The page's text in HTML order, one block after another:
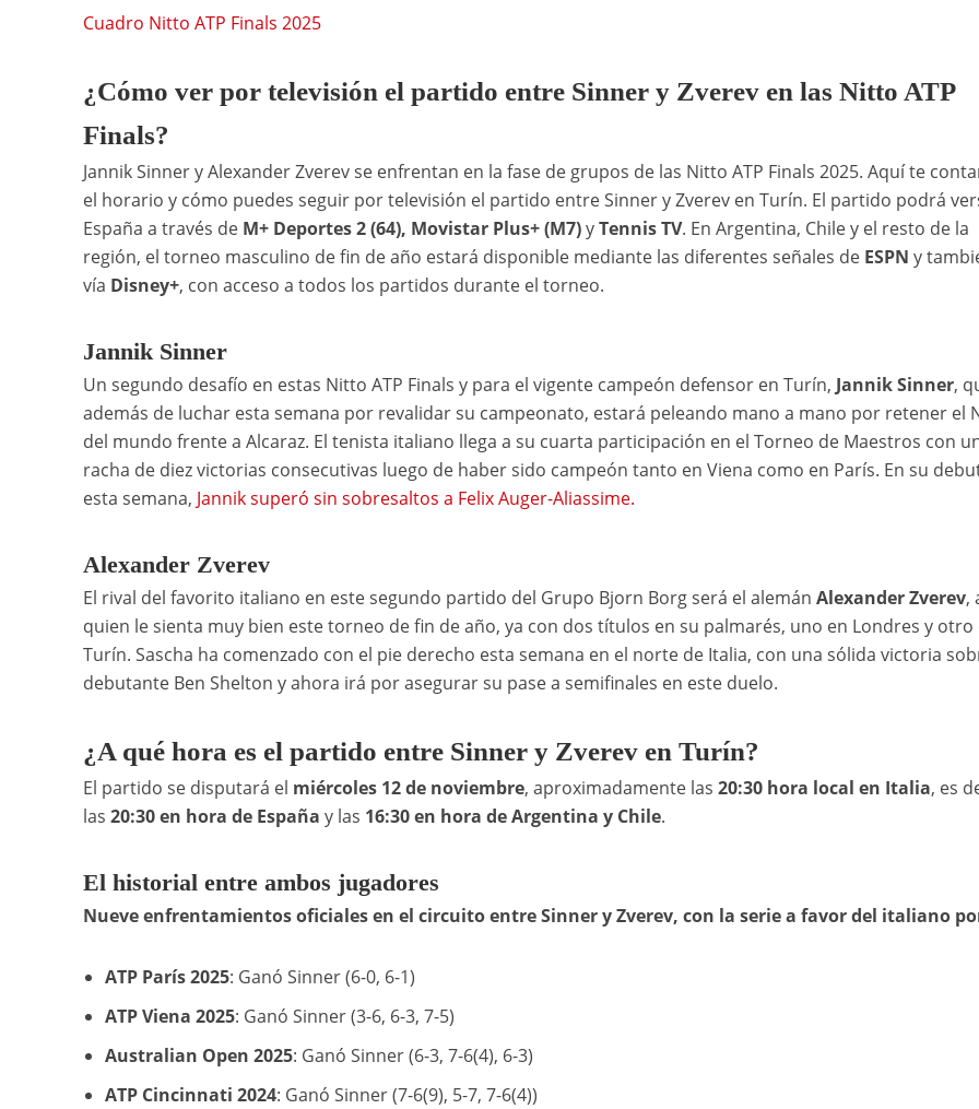
Cuadro Nitto ATP Finals 2025
¿Cómo ver por televisión el partido entre Sinner y Zverev en las Nitto ATP
Finals?
Jannik Sinner y Alexander Zverev se enfrentan en la fase de grupos de las Nitto ATP Finals 2025. Aquí te
el horario y cómo puedes seguir por televisión el partido entre Sinner y Zverev en Turín. El partido podrá
España a través de M+ Deportes 2 (64), Movistar Plus+ (M7)yTennis TV. En Argentina, Chile y el resto de la
región, el torneo masculino de fin de año estará disponible mediante las diferentes señales de ESPN y
vía Disney+, con acceso a todos los partidos durante el torneo.
Jannik Sinner
Un segundo desafío en estas Nitto ATP Finals y para el vigente campeón defensor en Turín, Jannik Sinner,
además de luchar esta semana por revalidar su campeonato, estará peleando mano a mano por retener el
del mundo frente a Alcaraz. El tenista italiano llega a su cuarta participación en el Torneo de Maestros con
racha de diez victorias consecutivas luego de haber sido campeón tanto en Viena como en París. En su
esta semana, Jannik superó sin sobresaltos a Felix Auger-Aliassime.
Alexander Zverev
El rival del favorito italiano en este segundo partido del Grupo Bjorn Borg será el alemán Alexander Zverev,
quien le sienta muy bien este torneo de fin de año, ya con dos títulos en su palmarés, uno en Londres y otro
Turín. Sascha ha comenzado con el pie derecho esta semana en el norte de Italia, con una sólida victoria
debutante Ben Shelton y ahora irá por asegurar su pase a semifinales en este duelo.
¿A qué hora es el partido entre Sinner y Zverev en Turín?
El partido se disputará el miércoles 12 de noviembre, aproximadamente las 20:30 hora local en Italia, es
las 20:30 en hora de España y las 16:30 en hora de Argentina y Chile.
El historial entre ambos jugadores
Nueve enfrentamientos oficiales en el circuito entre Sinner y Zverev, con la serie a favor del italiano
ATP París 2025: Ganó Sinner (6-0, 6-1)
ATP Viena 2025: Ganó Sinner (3-6, 6-3, 7-5)
Australian Open 2025: Ganó Sinner (6-3, 7-6(4), 6-3)
ATP Cincinnati 2024: Ganó Sinner (7-6(9), 5-7, 7-6(4))